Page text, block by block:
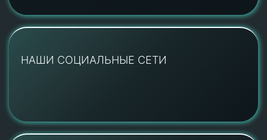
НАШИ СОЦИАЛЬНЫЕ СЕТИ